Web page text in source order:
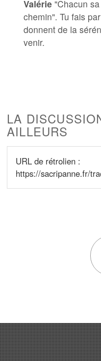
Valérie "Chacun
chemin". Tu fais
donnent de la
venir.
LA
AILLEURS
URL de rétrolien :
https://sacripanne.fr/